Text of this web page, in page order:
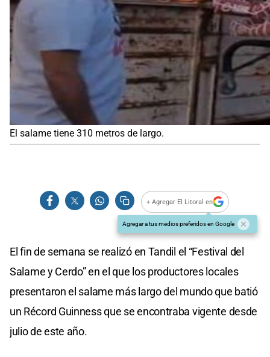
El salame tiene 310 metros de largo.
+ Agregar El Litoral en
Agregar a tus medios preferidos en Google
El fin de semana se realizó en Tandil el “Festival del
Salame y Cerdo” en el que los productores locales
presentaron el salame más largo del mundo que batió
un Récord Guinness que se encontraba vigente desde
julio de este año.